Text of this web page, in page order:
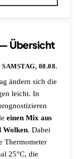
Übersicht
08.08.
ändern sich die
leicht. In
einen Mix aus
Wolken. Dabei
Thermometer
25°C, die